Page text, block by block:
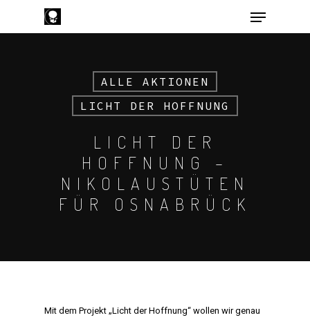
Hit enter to search or ESC to close
ALLE AKTIONEN
LICHT DER HOFFNUNG
LICHT DER
HOFFNUNG –
NIKOLAUSTÜTEN
FÜR OSNABRÜCK
Mit dem Projekt „Licht der Hoffnung“ wollen wir genau